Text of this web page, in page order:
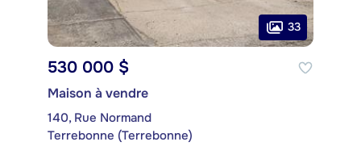
33
530 000 $
Maison à vendre
140, Rue Normand
Terrebonne (Terrebonne)